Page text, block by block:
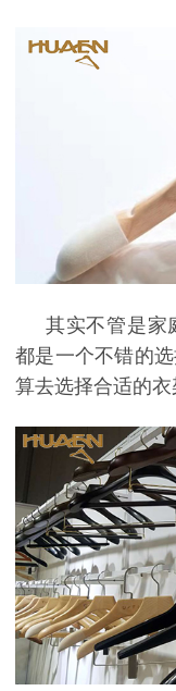
其实不管是家
都是一个不错的
算去选择合适的衣